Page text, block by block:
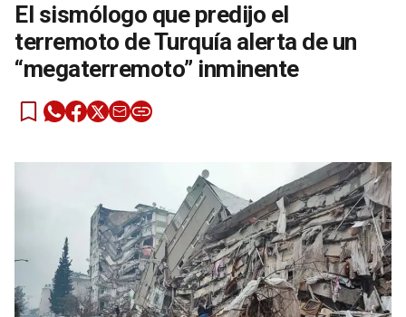
El sismólogo que predijo el
terremoto de Turquía alerta de un
“megaterremoto” inminente